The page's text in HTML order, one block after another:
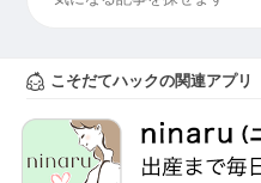
こそだてハックの関連アプリ